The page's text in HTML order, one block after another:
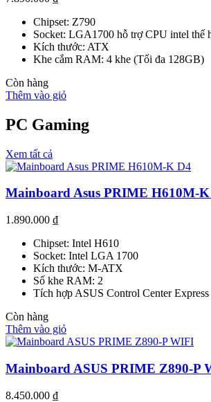
Chipset: Z790
Socket: LGA1700 hỗ trợ CPU intel thế
Kích thước: ATX
Khe cắm RAM: 4 khe (Tối đa 128GB)
Còn hàng
Thêm vào giỏ
PC Gaming
Xem tất cả
Mainboard Asus PRIME H610M-
1.890.000 ₫
Chipset: Intel H610
Socket: Intel LGA 1700
Kích thước: M-ATX
Số khe RAM: 2
Tích hợp ASUS Control Center Express
Còn hàng
Thêm vào giỏ
Mainboard ASUS PRIME Z890-P
8.450.000 ₫